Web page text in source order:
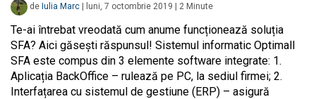
de Iulia Marc | luni, 7 octombrie 2019 | 2 Minute
Te-ai întrebat vreodată cum anume funcționează soluția
SFA? Aici găsești răspunsul! Sistemul informatic Optimall
SFA este compus din 3 elemente software integrate: 1.
Aplicația BackOffice – rulează pe PC, la sediul firmei; 2.
Interfațarea cu sistemul de gestiune (ERP) – asigură